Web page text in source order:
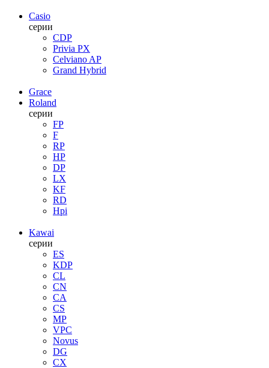
Casio
серии
CDP
Privia PX
Celviano AP
Grand Hybrid
Grace
Roland
серии
FP
F
RP
HP
DP
LX
KF
RD
Hpi
Kawai
серии
ES
KDP
CL
CN
CA
CS
MP
VPC
Novus
DG
CX